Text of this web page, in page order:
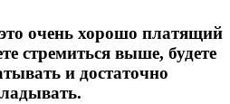
очень хорошо платящий
стремиться выше, будете
и достаточно